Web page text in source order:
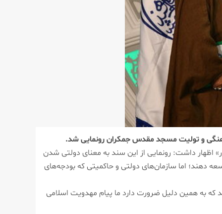
و تولیت مسجد مقدس جمکران رونمایی شد.
اظهار داشت: رونمایی از این سند به معنای دولتی شدن
دهند؛ اما سازمان‌های دولتی و حاکمیتی که بودجه‌های
که به همین دلیل ضرورت دارد ما پیام مهدویت اسلامی